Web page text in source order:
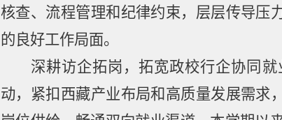
核查、流程管理和纪律约束，层层传导压
的良好工作局面。
深耕访企拓岗，拓宽政校行企协同就
动，紧扣西藏产业布局和高质量发展需求